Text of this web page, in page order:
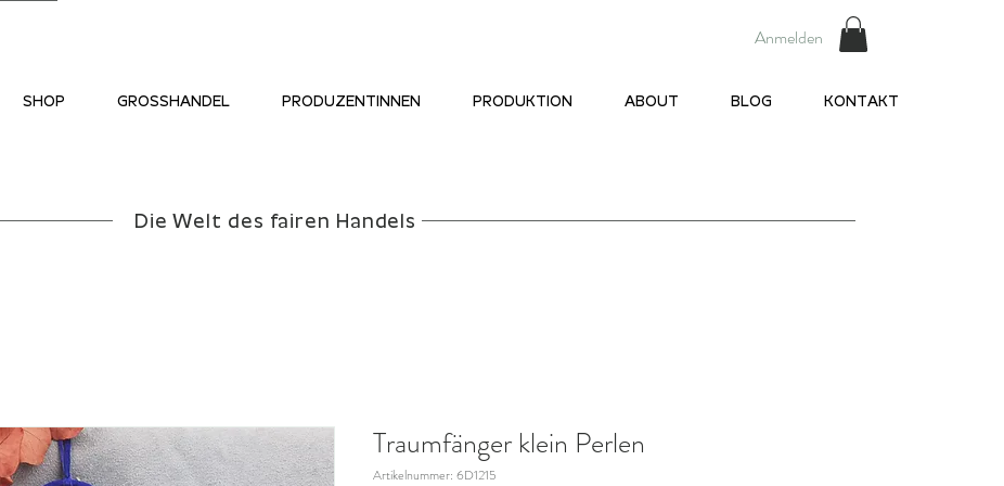
Anmelden
SHOP GROSSHANDEL PRODUZENTINNEN PRODUKTION ABOUT BLOG KONTAKT
Die Welt des fairen Handels
Traumfänger klein Perlen
Artikelnummer: 6D1215